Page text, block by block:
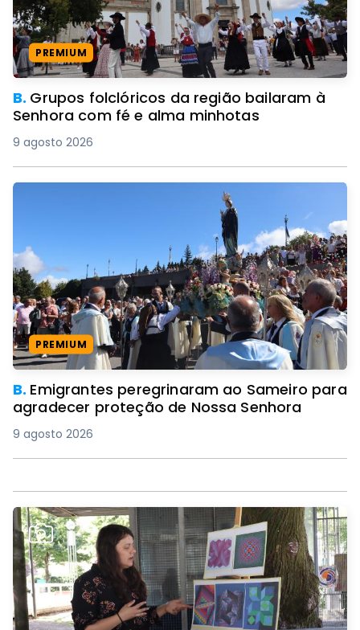
PREMIUM
B. Grupos folclóricos da região bailaram à
Senhora com fé e alma minhotas
9 agosto 2026
PREMIUM
B. Emigrantes peregrinaram ao Sameiro para
agradecer proteção de Nossa Senhora
9 agosto 2026